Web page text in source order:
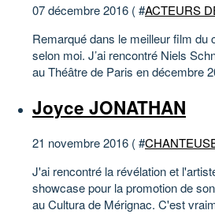
07 décembre 2016 ( #ACTEURS
Remarqué dans le meilleur film du
selon moi. J’ai rencontré Niels
au Théâtre de Paris en décembre
Joyce JONATHAN
21 novembre 2016 ( #
J'ai rencontré la révélation et
showcase pour la promotion de
au Cultura de Mérignac. C'est